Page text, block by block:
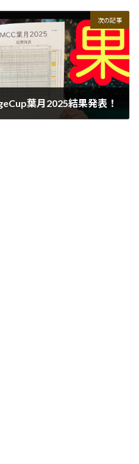
次の記事
葉月2025結果発表！